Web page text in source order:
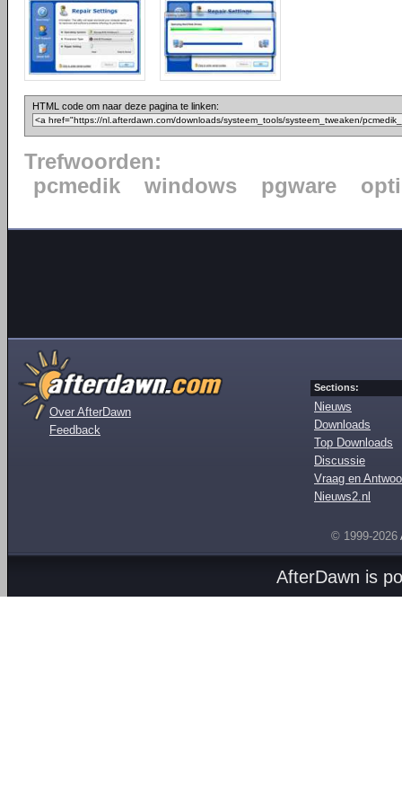
HTML code om naar deze pagina te linken:
Trefwoorden:
pcmedik
windows pgware
Over AfterDawn
Feedback
Sections:
Nieuws
Downloads
Top Downloads
Discussie
Vraag en
Nieuws2.nl
© 1999-2026
AfterDawn is